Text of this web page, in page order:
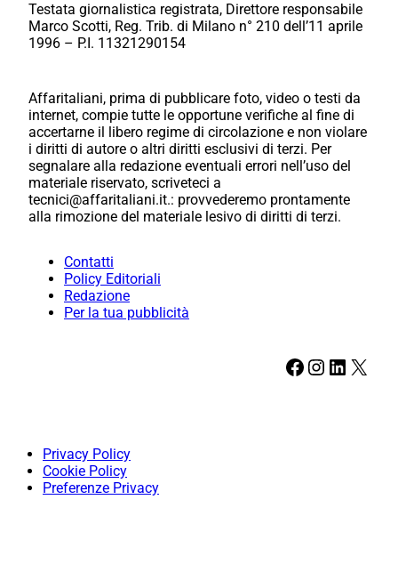
Testata giornalistica registrata, Direttore responsabile
Marco Scotti, Reg. Trib. di Milano n° 210 dell’11 aprile
1996 – P.I. 11321290154
Affaritaliani, prima di pubblicare foto, video o testi da
internet, compie tutte le opportune verifiche al fine di
accertarne il libero regime di circolazione e non violare
i diritti di autore o altri diritti esclusivi di terzi. Per
segnalare alla redazione eventuali errori nell’uso del
materiale riservato, scriveteci a
tecnici@affaritaliani.it.: provvederemo prontamente
alla rimozione del materiale lesivo di diritti di terzi.
Contatti
Policy Editoriali
Redazione
Per la tua pubblicità
Facebook Instagram LinkedIn X
Privacy Policy
Cookie Policy
Preferenze Privacy